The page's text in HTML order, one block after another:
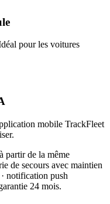
pour les voitures
mobile TrackFleet
partir de la même
de secours avec maintien
notification push
24 mois.